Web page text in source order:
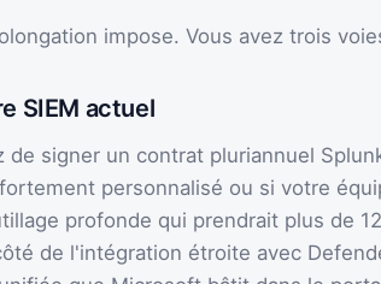
impose. Vous avez trois
SIEM actuel
de signer un contrat pluriannuel
personnalisé ou si votre
profonde qui prendrait plus de
de l'intégration étroite avec